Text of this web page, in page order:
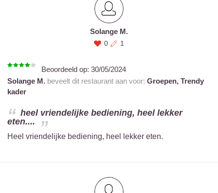
Solange M.
0 1
Beoordeeld op: 30/05/2024
Solange M. beveelt dit restaurant aan voor: Groepen, Trendy
kader
heel vriendelijke bediening, heel lekker
eten....
Heel vriendelijke bediening, heel lekker eten.